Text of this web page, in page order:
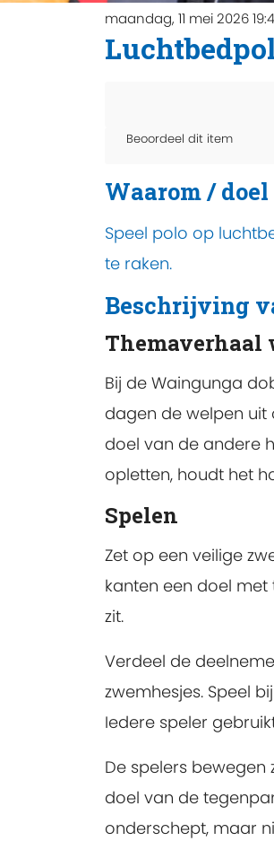
maandag, 11 mei 2026
Beoordeel dit item
Waarom /
Speel polo op
te raken.
Beschrijving
Themaverhaal
Bij de Waingunga
dagen de welpen
doel van de andere
opletten, houdt het
Spelen
Zet op een veilige
kanten een doel
zit.
Verdeel de
zwemhesjes. Speel
Iedere speler
De spelers
doel van de
onderschept, maar